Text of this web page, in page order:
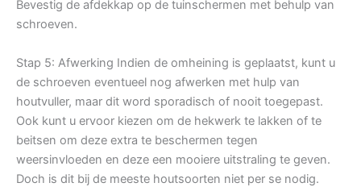
Bevestig de afdekkap op de tuinschermen met behulp van
schroeven.
Stap 5: Afwerking Indien de omheining is geplaatst, kunt u
de schroeven eventueel nog afwerken met hulp van
houtvuller, maar dit word sporadisch of nooit toegepast.
Ook kunt u ervoor kiezen om de hekwerk te lakken of te
beitsen om deze extra te beschermen tegen
weersinvloeden en deze een mooiere uitstraling te geven.
Doch is dit bij de meeste houtsoorten niet per se nodig.